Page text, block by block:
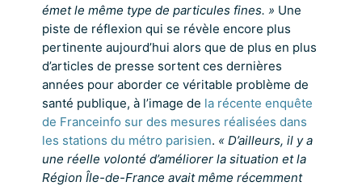
émet le même type de particules fines. » Une
piste de réflexion qui se révèle encore plus
pertinente aujourd’hui alors que de plus en plus
d’articles de presse sortent ces dernières
années pour aborder ce véritable problème de
santé publique, à l’image de la récente enquête
de Franceinfo sur des mesures réalisées dans
les stations du métro parisien. « D’ailleurs, il y a
une réelle volonté d’améliorer la situation et la
Région Île-de-France avait même récemment